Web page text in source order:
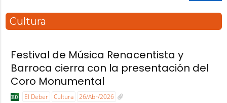
Cultura
Festival de Música Renacentista y
Barroca cierra con la presentación del
Coro Monumental
El Deber Cultura 26/Abr/2026